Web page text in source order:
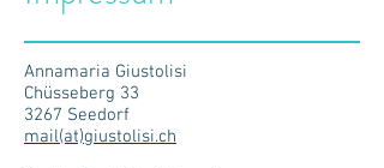
Annamaria Giustolisi
Chüsseberg 33
3267 Seedorf
mail(at)giustolisi.ch